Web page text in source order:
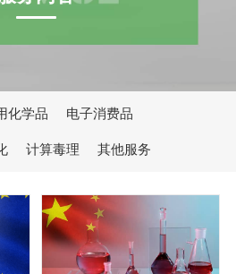
化学品 电子消费品
计算毒理 其他服务